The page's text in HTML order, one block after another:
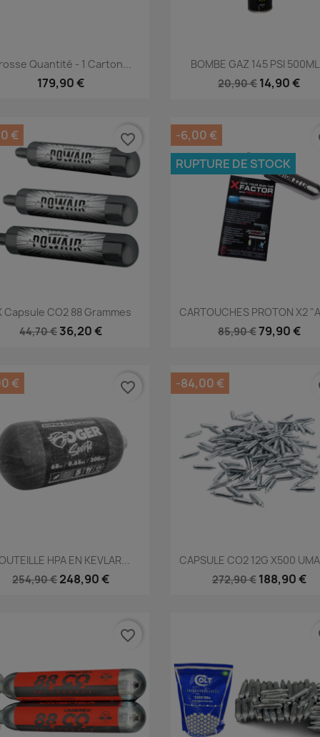
Aperçu rapide
Quantité - 1 Carton...
179,90 €
Aperçu rapide
BOMBE GAZ 145 PSI
20,90 € 14,90 €
Aperçu rapide
Capsule CO2 88 Grammes
44,70 € 36,20 €
€ favorite_border
Aperçu rapide
CARTOUCHES PROTON X2
85,90 €79,90 €
-6,00 €
RUPTURE DE STOCK
Aperçu rapide
HPA EN KEVLAR...
254,90 € 248,90 €
€ favorite_border
Aperçu rapide
CAPSULE CO2 12G X500
272,90 € 188,90 €
-84,00 €
favorite_border